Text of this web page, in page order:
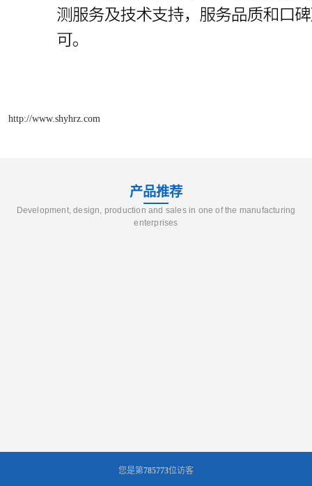
http://www.shyhrz.com
产品推荐
Development, design, production and sales in one of the manufacturing
enterprises
您是第785773位访客